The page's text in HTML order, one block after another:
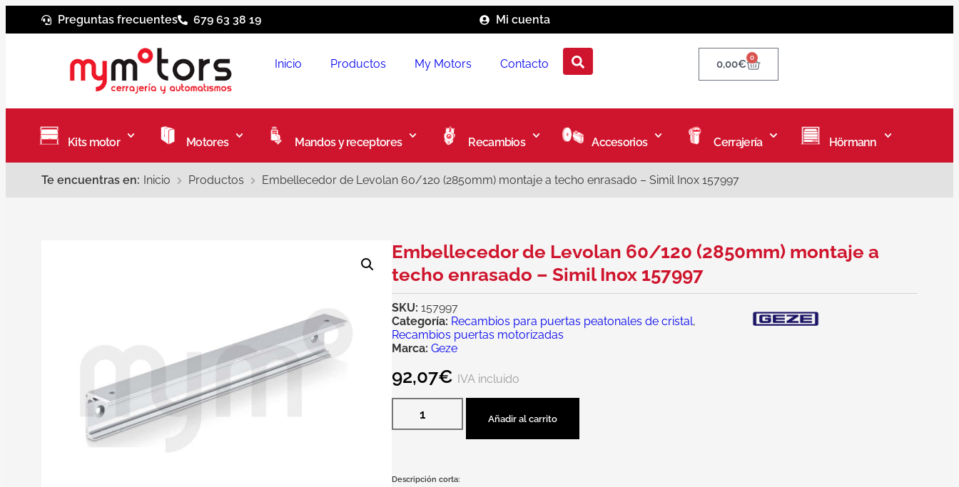
Preguntas frecuentes 679 63 38 19 Mi cuenta
Inicio Productos My Motors Contacto 0,00€ 0
Kits motor Motores Mandos y receptores Recambios Accesorios Cerrajería Hörmann
Te encuentras en: Inicio Productos Embellecedor de Levolan 60/120 (2850mm) montaje a techo enrasado – Simil Inox 157997
Embellecedor de Levolan 60/120 (2850mm) montaje a
techo enrasado – Simil Inox 157997
SKU:157997
Categoría: Recambios para puertas peatonales de cristal,
Recambios puertas motorizadas
Marca: Geze
92,07€ IVA incluido
Añadir al carrito
Descripción corta: